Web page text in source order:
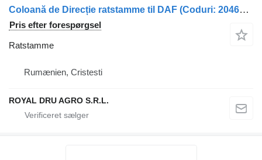
Coloană de Direcție ratstamme til DAF (Coduri: 2046647, 2121965, 2036856, 1980136, 1865583) lastbil
Pris efter forespørgsel
Ratstamme
Rumænien, Cristesti
ROYAL DRU AGRO S.R.L.